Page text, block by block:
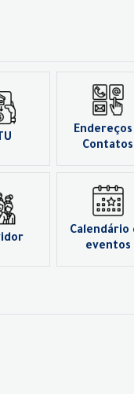
Endereços
Contatos
Calendário
eventos